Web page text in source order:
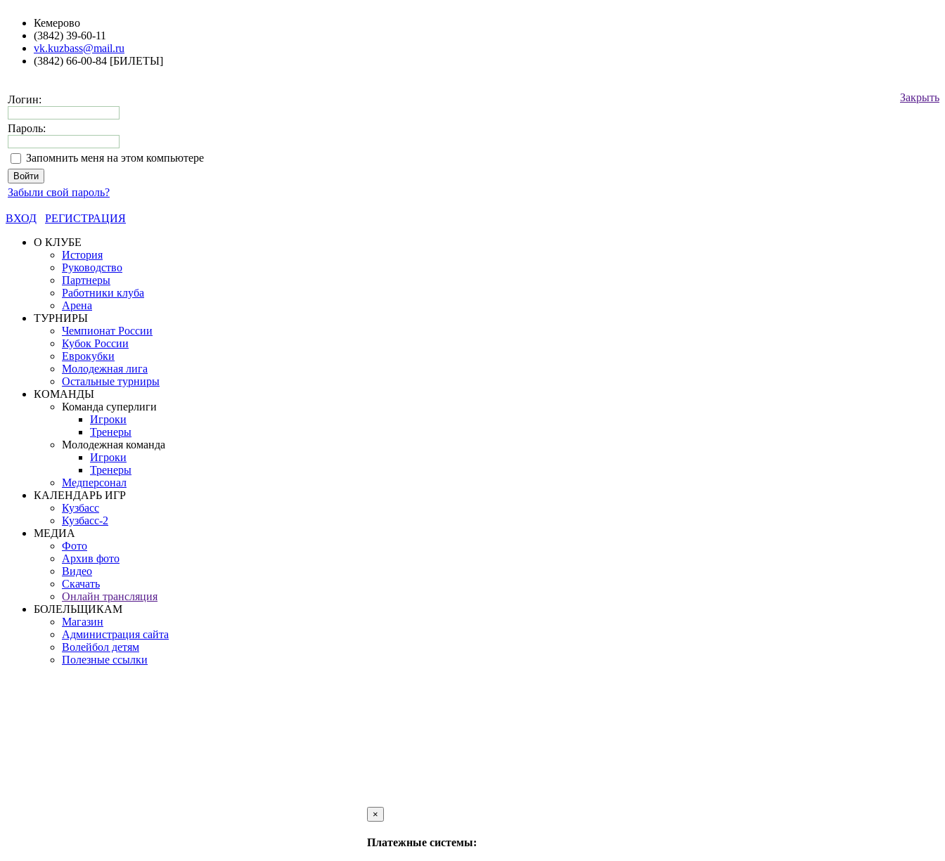
Кемерово
(3842) 39-60-11
vk.kuzbass@mail.ru
(3842) 66-00-84 [БИЛЕТЫ]
Закрыть
Логин:
Пароль:
Запомнить меня на этом компьютере
Забыли свой пароль?
ВХОД
РЕГИСТРАЦИЯ
О КЛУБЕ
История
Руководство
Партнеры
Работники клуба
Арена
ТУРНИРЫ
Чемпионат России
Кубок России
Еврокубки
Молодежная лига
Остальные турниры
КОМАНДЫ
Команда суперлиги
Игроки
Тренеры
Молодежная команда
Игроки
Тренеры
Медперсонал
КАЛЕНДАРЬ ИГР
Кузбасс
Кузбасс-2
МЕДИА
Фото
Архив фото
Видео
Скачать
Онлайн трансляция
БОЛЕЛЬЩИКАМ
Магазин
Администрация сайта
Волейбол детям
Полезные ссылки
×
Платежные системы: